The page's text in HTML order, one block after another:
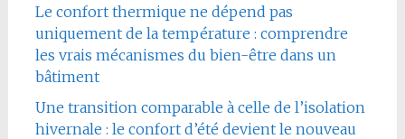
Le confort thermique ne dépend pas
uniquement de la température : comprendre
les vrais mécanismes du bien-être dans un
bâtiment
Une transition comparable à celle de l’isolation
hivernale : le confort d’été devient le nouveau